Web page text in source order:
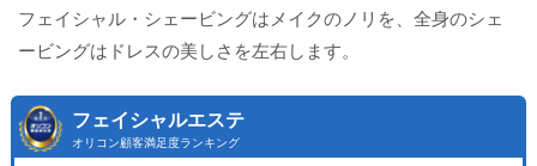
フェイシャル・シェービングはメイクのノリを、全身のシェ
ービングはドレスの美しさを左右します。
フェイシャルエステ
オリコン顧客満足度ランキング